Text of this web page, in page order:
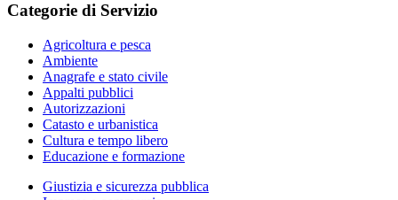
Categorie di Servizio
Agricoltura e pesca
Ambiente
Anagrafe e stato civile
Appalti pubblici
Autorizzazioni
Catasto e urbanistica
Cultura e tempo libero
Educazione e formazione
Giustizia e sicurezza pubblica